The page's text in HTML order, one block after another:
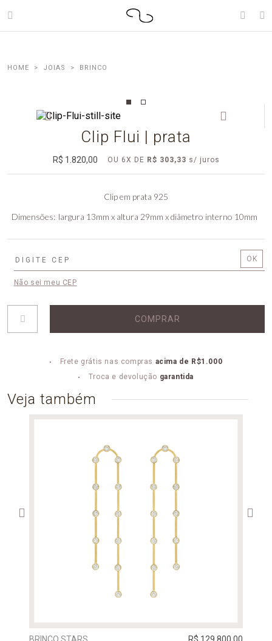
JOIAS BRINCO
Clip Flui | prata
R$ 1.820,00 OU 6X DE R$ 303,33
Clip em prata 925
Dimensões largura 13mm x altura 29mm x diâmetro interno 10mm
Não sei meu CEP
COMPRAR
Frete grátis nas compras acima de R$1.000
Troca e devolução garantida
Veja também